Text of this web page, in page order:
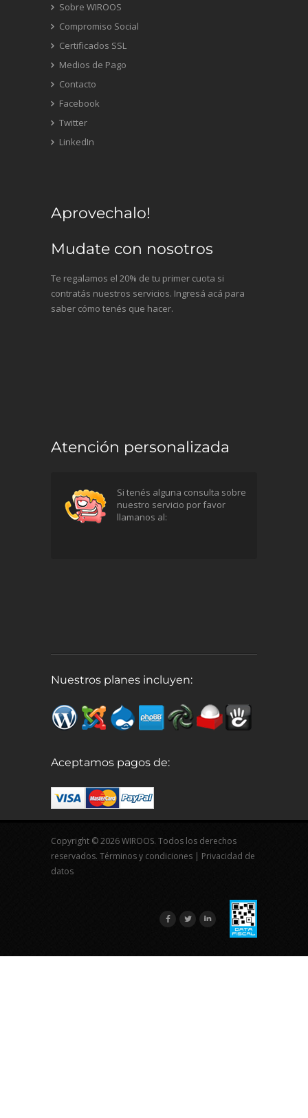
Sobre WIROOS
Compromiso Social
Certificados SSL
Medios de Pago
Contacto
Facebook
Twitter
LinkedIn
Aprovechalo!
Mudate con nosotros
Te regalamos el 20% de tu primer cuota si
contratás nuestros servicios. Ingresá acá para
saber cómo tenés que hacer.
Atención personalizada
Si tenés alguna consulta sobre
nuestro servicio por favor
llamanos al:
Nuestros planes incluyen:
Aceptamos pagos de:
Copyright © 2026 WIROOS. Todos los derechos
reservados. Términos y condiciones | Privacidad de
datos